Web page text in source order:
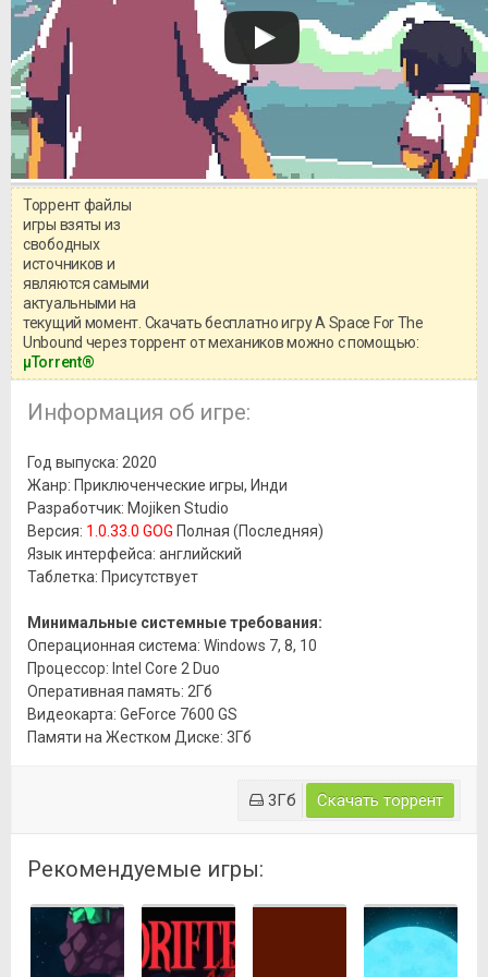
Торрент файлы
игры взяты из
свободных
источников и
являются самыми
актуальными на
текущий момент. Скачать бесплатно игру A Space For The
Unbound через торрент от механиков можно с помощью:
μTorrent®
Информация об игре:
Год выпуска: 2020
Жанр: Приключенческие игры, Инди
Разработчик: Mojiken Studio
Версия: 1.0.33.0 GOG Полная (Последняя)
Язык интерфейса: английский
Таблетка: Присутствует
Минимальные системные требования:
Операционная система: Windows 7, 8, 10
Процессор: Intel Core 2 Duo
Оперативная память: 2Гб
Видеокарта: GeForce 7600 GS
Памяти на Жестком Диске: 3Гб
3Гб Скачать торрент
Рекомендуемые игры: